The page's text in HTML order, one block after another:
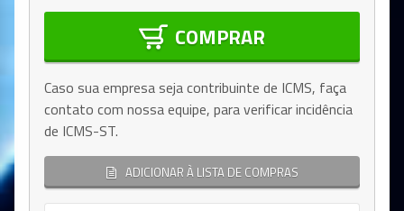
COMPRAR
Caso sua empresa seja contribuinte de ICMS, faça
contato com nossa equipe, para verificar incidência
de ICMS-ST.
ADICIONAR À LISTA DE COMPRAS